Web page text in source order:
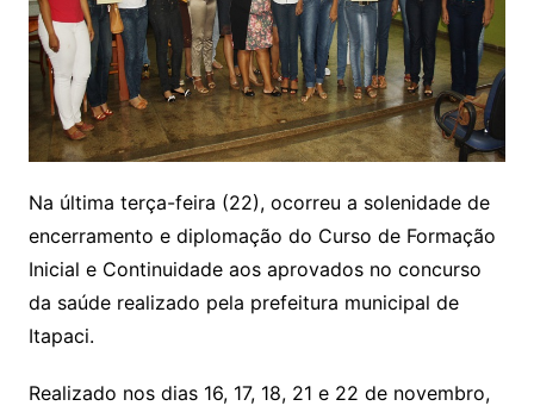
Na última terça-feira (22), ocorreu a solenidade de
encerramento e diplomação do Curso de Formação
Inicial e Continuidade aos aprovados no concurso
da saúde realizado pela prefeitura municipal de
Itapaci.
Realizado nos dias 16, 17, 18, 21 e 22 de novembro,